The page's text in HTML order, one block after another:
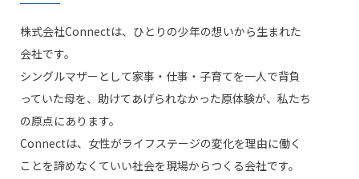
株式会社Connectは、ひとりの少年の想いから生まれた
会社です。
シングルマザーとして家事・仕事・子育てを一人で背負
っていた母を、助けてあげられなかった原体験が、私たち
の原点にあります。
Connectは、女性がライフステージの変化を理由に働く
ことを諦めなくていい社会を現場からつくる会社です。